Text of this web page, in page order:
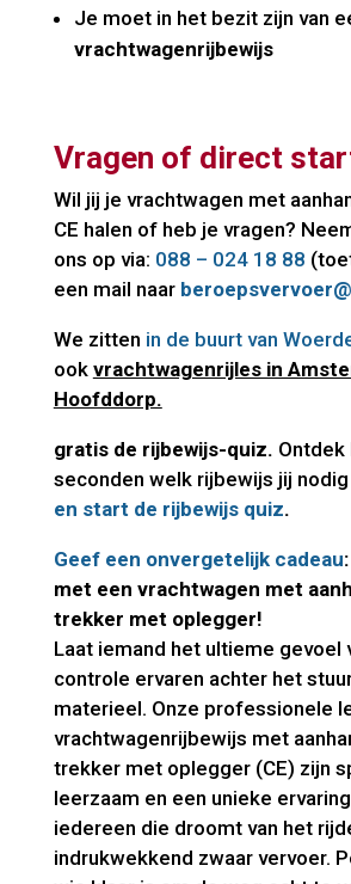
Je moet in het bezit zijn van
vrachtwagenrijbewijs
Vragen of direct
Wil jij je vrachtwagen met
CE halen of heb je vragen?
ons op via: 088 – 024 18 88
een mail naar
We zitten in de buurt van
ook vrachtwagenrijles in
Hoofddorp.
gratis de rijbewijs-quiz. Ontdek
seconden welk rijbewijs jij
en start de rijbewijs quiz.
Geef een onvergetelijk cadeau
met een vrachtwagen met
trekker met oplegger!
Laat iemand het ultieme gevoel
controle ervaren achter het
materieel. Onze professionele
vrachtwagenrijbewijs met
trekker met oplegger (CE) zijn
leerzaam en een unieke
iedereen die droomt van het
indrukwekkend zwaar vervoer.